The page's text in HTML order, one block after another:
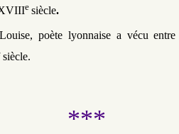
e siècle.
poète lyonnaise a vécu
siècle.
***